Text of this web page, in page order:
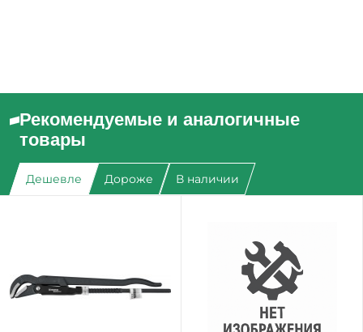
Рекомендуемые и аналогичные
товары
Дешевле Дороже В наличии